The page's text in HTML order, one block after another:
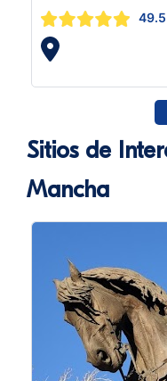
49.5
Sitios de
Mancha